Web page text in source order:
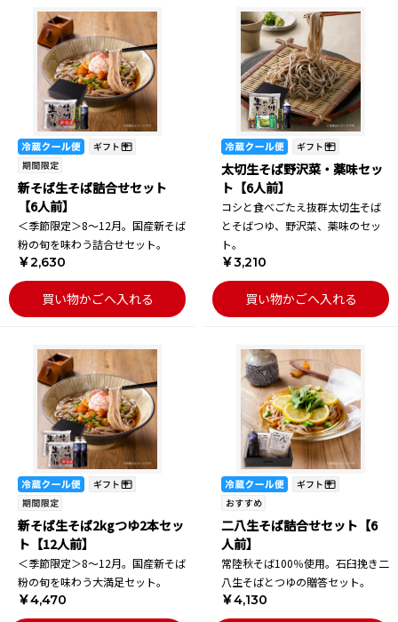
新そば生そば詰合せセット
【6人前】
＜季節限定＞8～12月。国産新そば
粉の旬を味わう詰合せセット。
￥2,630
買い物かごへ入れる
太切生そば野沢菜・薬味セッ
ト【6人前】
コシと食べごたえ抜群太切生そば
とそばつゆ、野沢菜、薬味のセッ
ト。
￥3,210
買い物かごへ入れる
新そば生そば2kgつゆ2本セッ
ト【12人前】
＜季節限定＞8～12月。国産新そば
粉の旬を味わう大満足セット。
￥4,470
二八生そば詰合せセット【6
人前】
常陸秋そば100％使用。石臼挽き二
八生そばとつゆの贈答セット。
￥4,130